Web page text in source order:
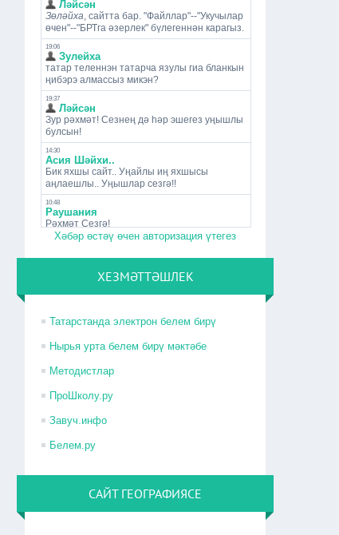
Хәбәр өстәү өчен авторизация үтегез
ХЕЗМӘТТӘШЛЕК
Татарстанда электрон белем бирү
Нырья урта белем бирү мәктәбе
Методистлар
ПроШколу.ру
Завуч.инфо
Белем.ру
САЙТ ГЕОГРАФИЯСЕ